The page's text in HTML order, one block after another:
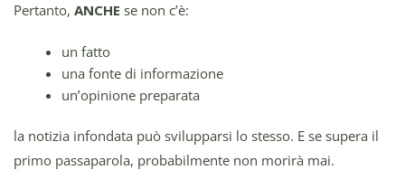
Pertanto, ANCHE se non c’è:
un fatto
una fonte di informazione
un’opinione preparata
la notizia infondata può svilupparsi lo stesso. E se supera il
primo passaparola, probabilmente non morirà mai.